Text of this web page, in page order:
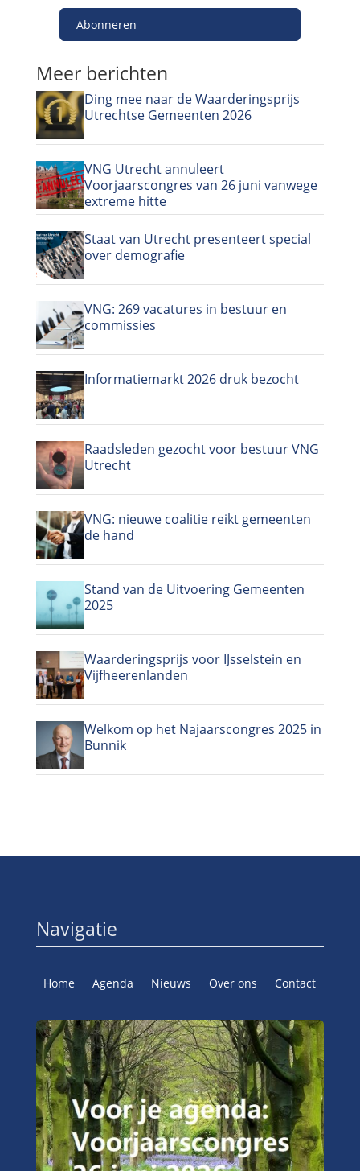
Abonneren
Meer berichten
Ding mee naar de Waarderingsprijs
Utrechtse Gemeenten 2026
VNG Utrecht annuleert
Voorjaarscongres van 26 juni vanwege
extreme hitte
Staat van Utrecht presenteert special
over demografie
VNG: 269 vacatures in bestuur en
commissies
Informatiemarkt 2026 druk bezocht
Raadsleden gezocht voor bestuur VNG
Utrecht
VNG: nieuwe coalitie reikt gemeenten
de hand
Stand van de Uitvoering Gemeenten
2025
Waarderingsprijs voor IJsselstein en
Vijfheerenlanden
Welkom op het Najaarscongres 2025 in
Bunnik
Navigatie
Home Agenda Nieuws Over ons Contact